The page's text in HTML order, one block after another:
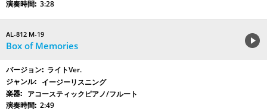
3:28
AL-812 M-19
Box of Memories
ライトVer.
イージーリスニング
アコースティックピアノ/フルート
2:49